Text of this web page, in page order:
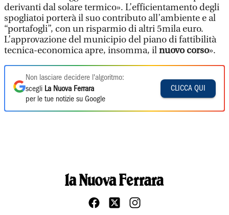
derivanti dal solare termico». L’efficientamento degli
spogliatoi porterà il suo contributo all’ambiente e al
“portafogli”, con un risparmio di altri 5mila euro.
L’approvazione del municipio del piano di fattibilità
tecnica-economica apre, insomma, ilnuovo corso».
Non lasciare decidere l'algoritmo:
scegli La Nuova Ferrara
per le tue notizie su Google
CLICCA QUI